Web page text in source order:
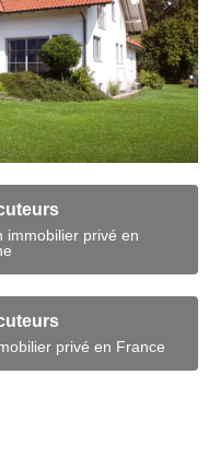
immobilier privé en
privé en France